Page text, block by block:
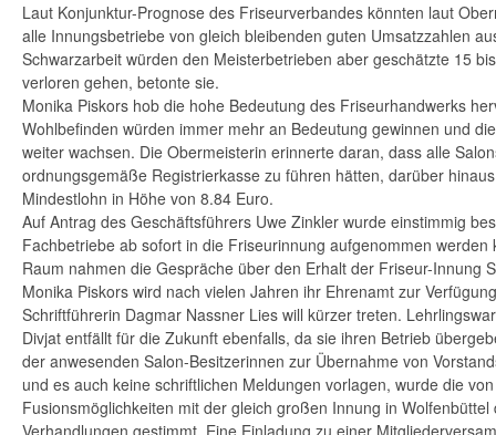
Laut Konjunktur-Prognose des Friseurverbandes könnten laut
alle Innungsbetriebe von gleich bleibenden guten Umsatzzahlen
Schwarzarbeit würden den Meisterbetrieben aber geschätzte 15
verloren gehen, betonte sie.
Monika Piskors hob die hohe Bedeutung des Friseurhandwerks
Wohlbefinden würden immer mehr an Bedeutung gewinnen und
weiter wachsen. Die Obermeisterin erinnerte daran, dass alle
ordnungsgemäße Registrierkasse zu führen hätten, darüber
Mindestlohn in Höhe von 8.84 Euro.
Auf Antrag des Geschäftsführers Uwe Zinkler wurde einstimmig
Fachbetriebe ab sofort in die Friseurinnung aufgenommen
Raum nahmen die Gespräche über den Erhalt der Friseur-Innung
Monika Piskors wird nach vielen Jahren ihr Ehrenamt zur
Schriftführerin Dagmar Nassner Lies will kürzer treten.
Divjat entfällt für die Zukunft ebenfalls, da sie ihren Betrieb
der anwesenden Salon-Besitzerinnen zur Übernahme von
und es auch keine schriftlichen Meldungen vorlagen, wurde die
Fusionsmöglichkeiten mit der gleich großen Innung in
Verhandlungen gestimmt. Eine Einladung zu einer